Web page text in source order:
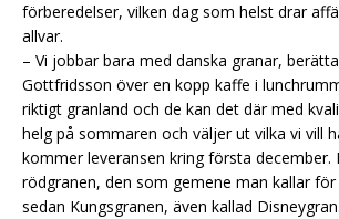
förberedelser, vilken dag som helst drar
allvar.
– Vi jobbar bara med danska granar,
Gottfridsson över en kopp kaffe i
riktigt granland och de kan det där med
helg på sommaren och väljer ut vilka vi vill
kommer leveransen kring första
rödgranen, den som gemene man kallar
sedan Kungsgranen, även kallad